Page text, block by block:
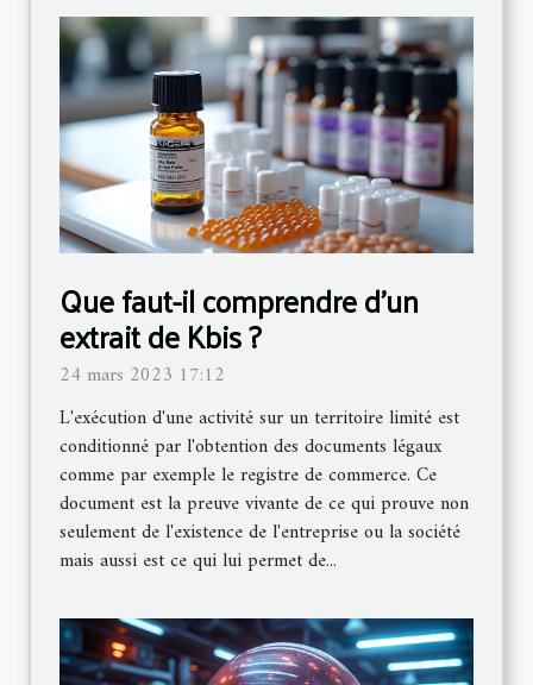
Que faut-il comprendre d'un
extrait de Kbis ?
24 mars 2023 17:12
L'exécution d'une activité sur un territoire limité est
conditionné par l'obtention des documents légaux
comme par exemple le registre de commerce. Ce
document est la preuve vivante de ce qui prouve non
seulement de l'existence de l'entreprise ou la société
mais aussi est ce qui lui permet de...